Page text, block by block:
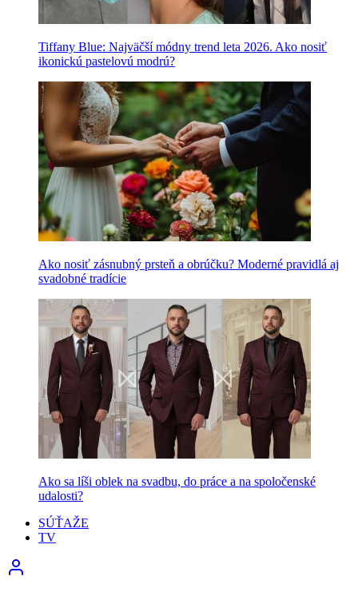
Tiffany Blue: Najväčší módny trend leta 2026. Ako nosiť
ikonickú pastelovú modrú?
Ako nosiť zásnubný prsteň a obrúčku? Moderné pravidlá aj
svadobné tradície
Ako sa líši oblek na svadbu, do práce a na spoločenské
udalosti?
SÚŤAŽE
TV